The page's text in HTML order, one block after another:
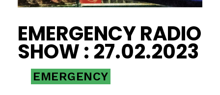
EMERGENCY RADIO
SHOW : 27.02.2023
EMERGENCY